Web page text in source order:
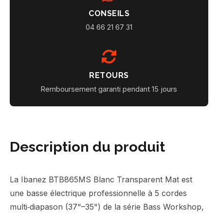
CONSEILS
04 66 21 67 31
RETOURS
Remboursement garanti pendant 15 jours
Description du produit
La Ibanez BTB865MS Blanc Transparent Mat est
une basse électrique professionnelle à 5 cordes
multi‑diapason (37"–35") de la série Bass Workshop,